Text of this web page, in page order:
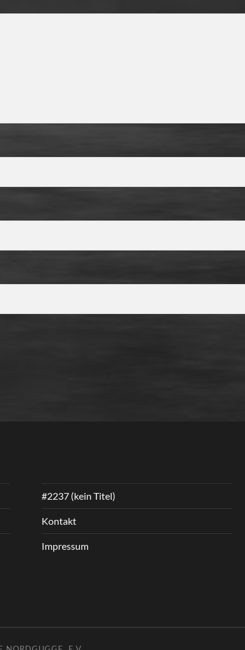
#2237 (kein Titel)
Kontakt
Impressum